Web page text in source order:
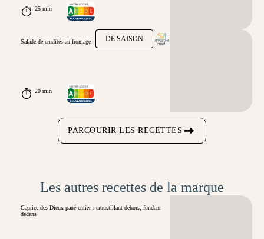
25 min
DE SAISON
Salade de crudités au fromage
20 min
PARCOURIR LES RECETTES
Les autres recettes de la marque
Caprice des Dieux pané entier : croustillant dehors, fondant
dedans